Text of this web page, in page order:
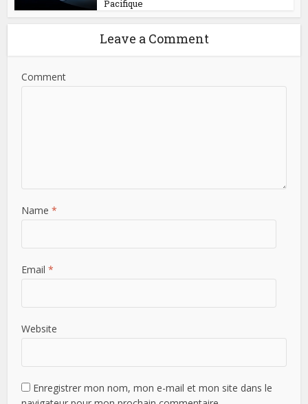
Pacifique
Leave a Comment
Comment
Name *
Email *
Website
Enregistrer mon nom, mon e-mail et mon site dans le